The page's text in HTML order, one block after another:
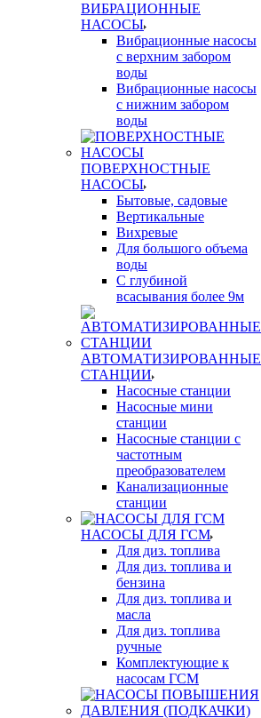
ВИБРАЦИОННЫЕ
НАСОСЫ
Вибрационные насосы
с верхним забором
воды
Вибрационные насосы
с нижним забором
воды
ПОВЕРХНОСТНЫЕ
НАСОСЫ
Бытовые, садовые
Вертикальные
Вихревые
Для большого объема
воды
С глубиной
всасывания более 9м
АВТОМАТИЗИРОВАННЫЕ
СТАНЦИИ
Насосные станции
Насосные мини
станции
Насосные станции с
частотным
преобразователем
Канализационные
станции
НАСОСЫ ДЛЯ ГСМ
Для диз. топлива
Для диз. топлива и
бензина
Для диз. топлива и
масла
Для диз. топлива
ручные
Комплектующие к
насосам ГСМ